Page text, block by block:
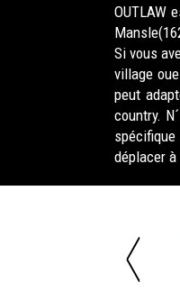
OUTLAW
Si vous
village
peut
country.
déplacer à